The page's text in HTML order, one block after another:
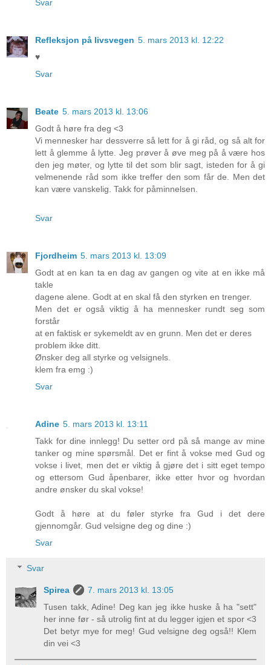
Svar
Refleksjon på livsvegen 5. mars 2013 kl. 12:22
♥
Svar
Beate 5. mars 2013 kl. 13:06
Godt å høre fra deg <3
Vi mennesker har dessverre så lett for å gi råd, og så alt for
lett å glemme å lytte. Jeg prøver å øve meg på å være hos
den jeg møter, og lytte til det som blir sagt, isteden for å gi
velmenende råd som ikke treffer den som får de. Men det
kan være vanskelig. Takk for påminnelsen.
Svar
Fjordheim 5. mars 2013 kl. 13:09
Godt at en kan ta en dag av gangen og vite at en ikke må
takle
dagene alene. Godt at en skal få den styrken en trenger.
Men det er også viktig å ha mennesker rundt seg som
forstår
at en faktisk er sykemeldt av en grunn. Men det er deres
problem ikke ditt.
Ønsker deg all styrke og velsignels.
klem fra emg :)
Svar
Adine 5. mars 2013 kl. 13:11
Takk for dine innlegg! Du setter ord på så mange av mine
tanker og mine spørsmål. Det er fint å vokse med Gud og
vokse i livet, men det er viktig å gjøre det i sitt eget tempo
og ettersom Gud åpenbarer, ikke etter hvor og hvordan
andre ønsker du skal vokse!
Godt å høre at du føler styrke fra Gud i det dere
gjennomgår. Gud velsigne deg og dine :)
Svar
Svar
Spirea
7. mars 2013 kl. 13:05
Tusen takk, Adine! Deg kan jeg ikke huske å ha "sett"
her inne før - så utrolig fint at du legger igjen et spor <3
Det betyr mye for meg! Gud velsigne deg også!! Klem
din vei <3